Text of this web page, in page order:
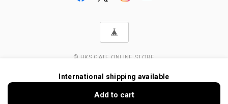
© HKS GATE ONLINE STORE
International shipping available
Add to cart